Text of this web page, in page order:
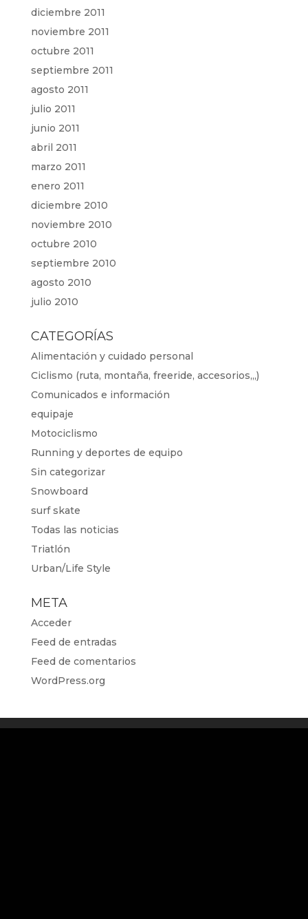
diciembre 2011
noviembre 2011
octubre 2011
septiembre 2011
agosto 2011
julio 2011
junio 2011
abril 2011
marzo 2011
enero 2011
diciembre 2010
noviembre 2010
octubre 2010
septiembre 2010
agosto 2010
julio 2010
CATEGORÍAS
Alimentación y cuidado personal
Ciclismo (ruta, montaña, freeride, accesorios,,,)
Comunicados e información
equipaje
Motociclismo
Running y deportes de equipo
Sin categorizar
Snowboard
surf skate
Todas las noticias
Triatlón
Urban/Life Style
META
Acceder
Feed de entradas
Feed de comentarios
WordPress.org